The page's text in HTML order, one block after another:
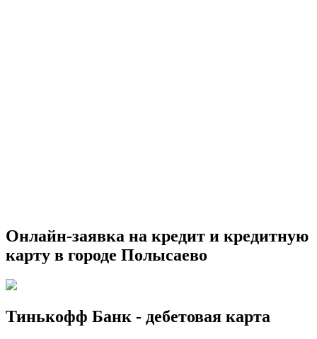
Онлайн-заявка на кредит и кредитную
карту в городе Полысаево
Тинькофф Банк - дебетовая карта